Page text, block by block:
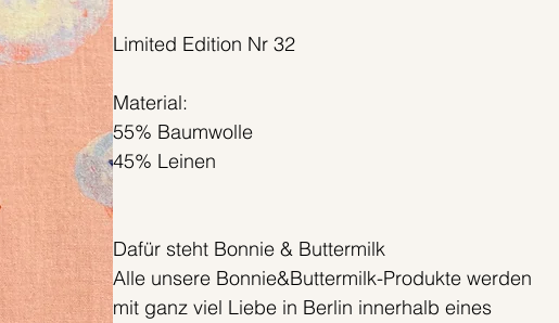
Limited Edition Nr 32
Material:
55% Baumwolle
45% Leinen
Dafür steht Bonnie & Buttermilk
Alle unsere Bonnie&Buttermilk-Produkte werden
mit ganz viel Liebe in Berlin innerhalb eines